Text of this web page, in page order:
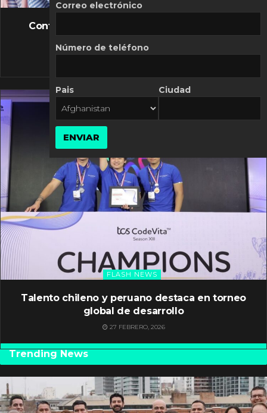
FLASH NEWS
Controversia de Mercado Libre por costos
10 MARZO, 2026
FLASH NEWS
Talento chileno y peruano destaca en torneo
global de desarrollo
27 FEBRERO, 2026
Trending News
Correo electrónico
Número de teléfono
Pais Ciudad
ENVIAR